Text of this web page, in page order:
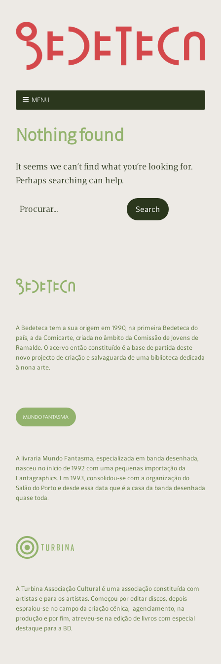
MENU
Nothing found
It seems we can’t find what you’re looking for.
Perhaps searching can help.
A Bedeteca tem a sua origem em 1990, na primeira Bedeteca do
país, a da Comicarte, criada no âmbito da Comissão de Jovens de
Ramalde. O acervo então constituído é a base de partida deste
novo projecto de criação e salvaguarda de uma biblioteca dedicada
à nona arte.
A livraria Mundo Fantasma, especializada em banda desenhada,
nasceu no início de 1992 com uma pequenas importação da
Fantagraphics. Em 1993, consolidou-se com a organização do
Salão do Porto e desde essa data que é a casa da banda desenhada
quase toda.
A Turbina Associação Cultural é uma associação constituída com
artistas e para os artistas. Começou por editar discos, depois
espraiou-se no campo da criação cénica, agenciamento, na
produção e por fim, atreveu-se na edição de livros com especial
destaque para a BD.